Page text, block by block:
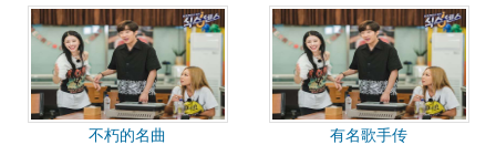
不朽的名曲 有名歌手传